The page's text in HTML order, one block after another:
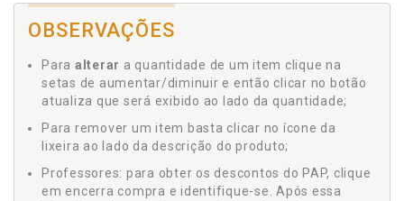
OBSERVAÇÕES
Para alterar a quantidade de um item clique na
setas de aumentar/diminuir e então clicar no botão
atualiza que será exibido ao lado da quantidade;
Para remover um item basta clicar no ícone da
lixeira ao lado da descrição do produto;
Professores: para obter os descontos do PAP, clique
em encerra compra e identifique-se. Após essa